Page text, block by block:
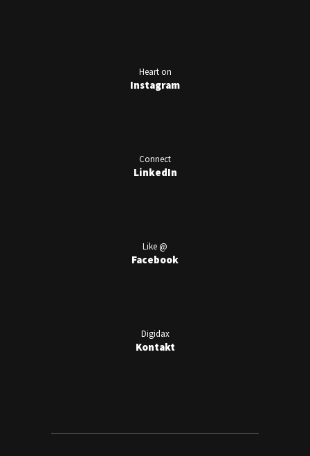
Heart on
Instagram
Connect
LinkedIn
Like @
Facebook
Digidax
Kontakt